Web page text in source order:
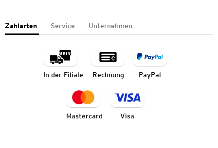
Zahlarten Service Unternehmen
In der Filiale Rechnung PayPal
Mastercard Visa